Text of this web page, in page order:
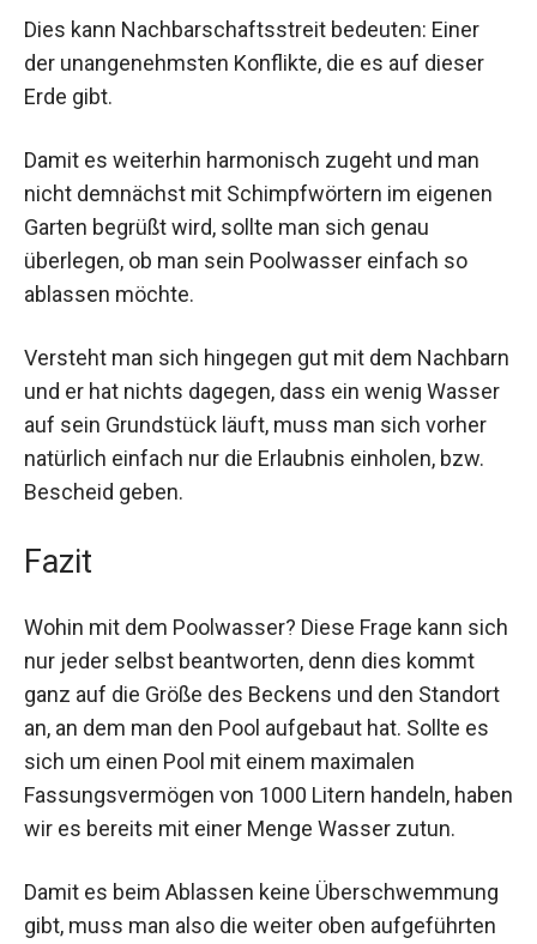
Dies kann Nachbarschaftsstreit bedeuten: Einer
der unangenehmsten Konflikte, die es auf dieser
Erde gibt.
Damit es weiterhin harmonisch zugeht und man
nicht demnächst mit Schimpfwörtern im eigenen
Garten begrüßt wird, sollte man sich genau
überlegen, ob man sein Poolwasser einfach so
ablassen möchte.
Versteht man sich hingegen gut mit dem Nachbarn
und er hat nichts dagegen, dass ein wenig Wasser
auf sein Grundstück läuft, muss man sich vorher
natürlich einfach nur die Erlaubnis einholen, bzw.
Bescheid geben.
Fazit
Wohin mit dem Poolwasser? Diese Frage kann sich
nur jeder selbst beantworten, denn dies kommt
ganz auf die Größe des Beckens und den Standort
an, an dem man den Pool aufgebaut hat. Sollte es
sich um einen Pool mit einem maximalen
Fassungsvermögen von 1000 Litern handeln, haben
wir es bereits mit einer Menge Wasser zutun.
Damit es beim Ablassen keine Überschwemmung
gibt, muss man also die weiter oben aufgeführten